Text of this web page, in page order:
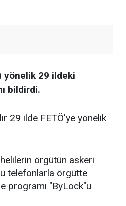
yönelik 29 ildeki
bildirdi.
29 ilde FETÖ'ye yönelik
örgütün askeri
telefonlarla örgütte
programı "ByLock"u